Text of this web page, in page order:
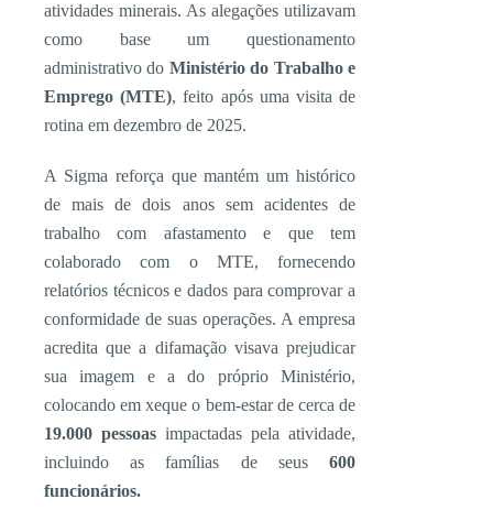
atividades minerais. As alegações utilizavam
como base um questionamento
administrativo do Ministério do Trabalho e
Emprego (MTE), feito após uma visita de
rotina em dezembro de 2025.
A Sigma reforça que mantém um histórico
de mais de dois anos sem acidentes de
trabalho com afastamento e que tem
colaborado com o MTE, fornecendo
relatórios técnicos e dados para comprovar a
conformidade de suas operações. A empresa
acredita que a difamação visava prejudicar
sua imagem e a do próprio Ministério,
colocando em xeque o bem-estar de cerca de
19.000 pessoas impactadas pela atividade,
incluindo as famílias de seus 600
funcionários.